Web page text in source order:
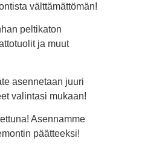
välttämättömän!
peltikaton
ja muut
asennetaan juuri
valintasi mukaan!
Asennamme
päätteeksi!